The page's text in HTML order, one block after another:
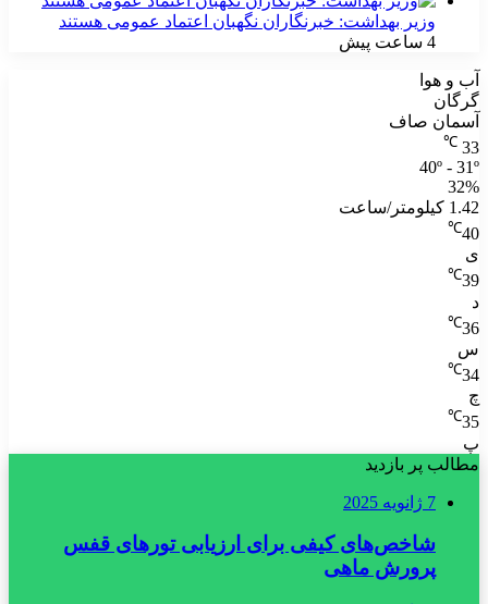
وزیر بهداشت: خبرنگاران نگهبان اعتماد عمومی هستند
4 ساعت پیش
آب و هوا
گرگان
آسمان صاف
33
℃
40º - 31º
32%
1.42 کیلومتر/ساعت
40
℃
ی
39
℃
د
36
℃
س
34
℃
چ
35
℃
پ
مطالب پر بازدید
7 ژانویه 2025
شاخص‌های کیفی برای ارزیابی تورهای قفس
پرورش ماهی